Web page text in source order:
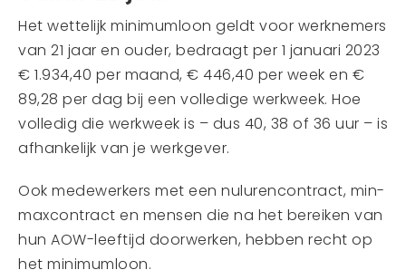
Het wettelijk minimumloon geldt voor werknemers
van 21 jaar en ouder, bedraagt per 1 januari 2023
€ 1.934,40 per maand, € 446,40 per week en €
89,28 per dag bij een volledige werkweek. Hoe
volledig die werkweek is – dus 40, 38 of 36 uur – is
afhankelijk van je werkgever.
Ook medewerkers met een nulurencontract, min-
maxcontract en mensen die na het bereiken van
hun AOW-leeftijd doorwerken, hebben recht op
het minimumloon.